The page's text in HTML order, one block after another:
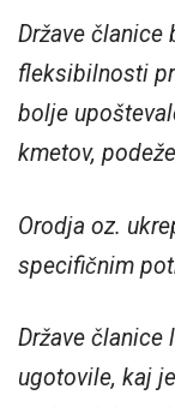
Države članice
fleksibilnosti
bolje
kmetov,
Orodja oz.
specifičnim
Države
ugotovile, kaj